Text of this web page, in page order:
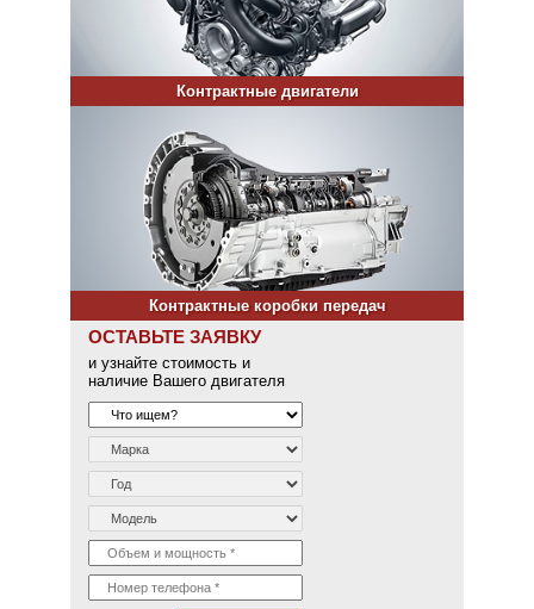
Контрактные двигатели
Контрактные коробки передач
ОСТАВЬТЕ ЗАЯВКУ
и узнайте стоимость и
наличие Вашего двигателя